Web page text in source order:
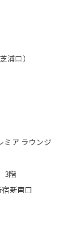
浦口）
ミア ラウンジ
3階
宿新南口